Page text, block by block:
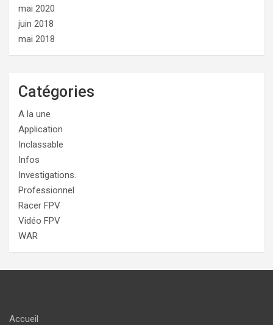
mai 2020
juin 2018
mai 2018
Catégories
A la une
Application
Inclassable
Infos
Investigations.
Professionnel
Racer FPV
Vidéo FPV
WAR
Accueil